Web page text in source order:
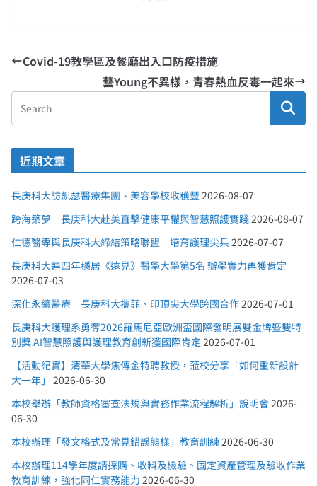
Covid-19教學區及餐廳出入口防疫措施
藝Young不異樣，青春熱血反毒一起來
近期文章
長庚科大訪凱瑟醫療集團、美容學校收穫豐 2026-08-07
跨海築夢 長庚科大赴美直擊健康平權與智慧照護實踐 2026-08-07
仁德醫專與長庚科大締結策略聯盟 培育護理尖兵 2026-07-07
長庚科大連四年穩居《遠見》醫學大學第5名 辦學實力再獲肯定
2026-07-03
深化永續醫療 長庚科大攜菲、印頂尖大學跨國合作 2026-07-01
長庚科大護理系勇奪2026羅馬尼亞歐洲盃國際發明展雙金牌暨雙特
別獎 AI智慧照護與護理教育創新獲國際肯定 2026-07-01
【活動紀實】清華大學焦傳金特聘教授，蒞校分享「如何重新設計
大一年」
2026-06-30
本校舉辦「教師資格審查法規與實務作業流程解析」說明會 2026-
06-30
本校辦理「發文格式及常見錯誤態樣」教育訓練 2026-06-30
本校辦理114學年度請採購、收料及檢驗、固定資產管理及驗收作業
教育訓練，強化同仁實務能力 2026-06-30